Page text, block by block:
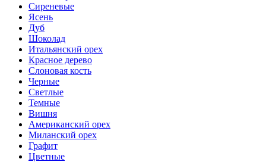
Сиреневые
Ясень
Дуб
Шоколад
Итальянский орех
Красное дерево
Слоновая кость
Черные
Светлые
Темные
Вишня
Американский орех
Миланский орех
Графит
Цветные